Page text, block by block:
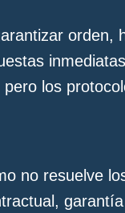
los
no resuelve